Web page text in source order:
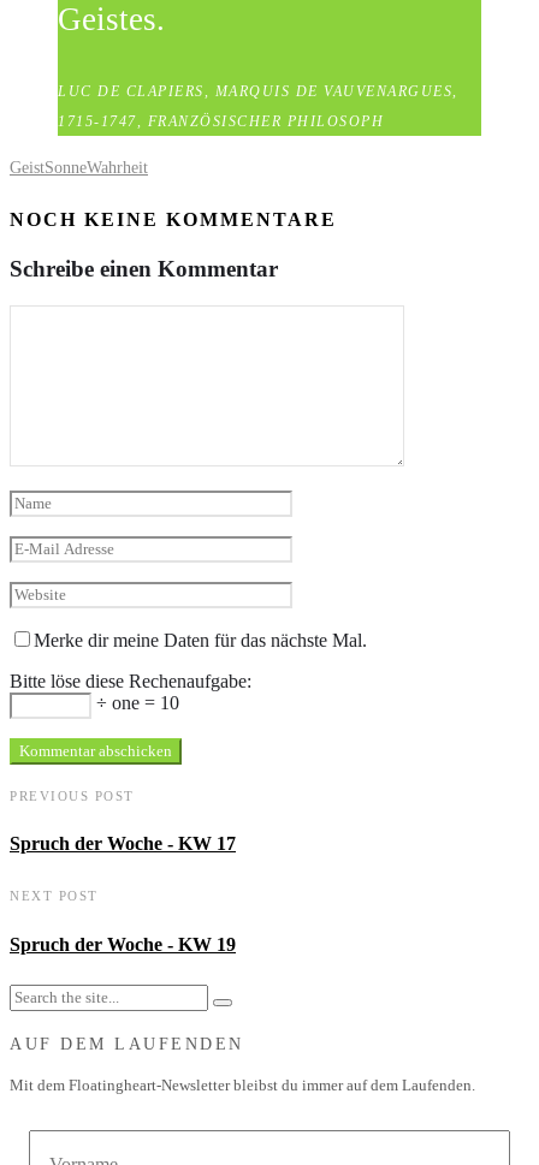
Geistes.
LUC DE CLAPIERS, MARQUIS DE VAUVENARGUES,
1715-1747, FRANZÖSISCHER PHILOSOPH
GeistSonneWahrheit
NOCH KEINE KOMMENTARE
Schreibe einen Kommentar
Merke dir meine Daten für das nächste Mal.
Bitte löse diese Rechenaufgabe:
÷ one = 10
PREVIOUS POST
Spruch der Woche - KW 17
NEXT POST
Spruch der Woche - KW 19
AUF DEM LAUFENDEN
Mit dem Floatingheart-Newsletter bleibst du immer auf dem Laufenden.